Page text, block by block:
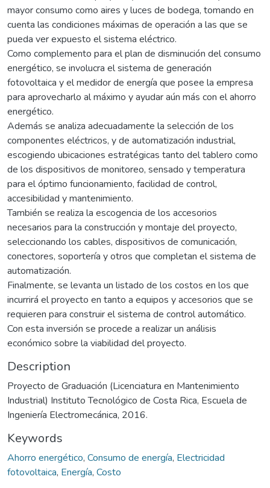
mayor consumo como aires y luces de bodega, tomando en
cuenta las condiciones máximas de operación a las que se
pueda ver expuesto el sistema eléctrico.
Como complemento para el plan de disminución del consumo
energético, se involucra el sistema de generación
fotovoltaica y el medidor de energía que posee la empresa
para aprovecharlo al máximo y ayudar aún más con el ahorro
energético.
Además se analiza adecuadamente la selección de los
componentes eléctricos, y de automatización industrial,
escogiendo ubicaciones estratégicas tanto del tablero como
de los dispositivos de monitoreo, sensado y temperatura
para el óptimo funcionamiento, facilidad de control,
accesibilidad y mantenimiento.
También se realiza la escogencia de los accesorios
necesarios para la construcción y montaje del proyecto,
seleccionando los cables, dispositivos de comunicación,
conectores, soportería y otros que completan el sistema de
automatización.
Finalmente, se levanta un listado de los costos en los que
incurrirá el proyecto en tanto a equipos y accesorios que se
requieren para construir el sistema de control automático.
Con esta inversión se procede a realizar un análisis
económico sobre la viabilidad del proyecto.
Description
Proyecto de Graduación (Licenciatura en Mantenimiento
Industrial) Instituto Tecnológico de Costa Rica, Escuela de
Ingeniería Electromecánica, 2016.
Keywords
Ahorro energético, Consumo de energía, Electricidad
fotovoltaica, Energía, Costo